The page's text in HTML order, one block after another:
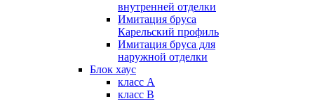
внутренней отделки
Имитация бруса
Карельский профиль
Имитация бруса для
наружной отделки
Блок хаус
класс А
класс В